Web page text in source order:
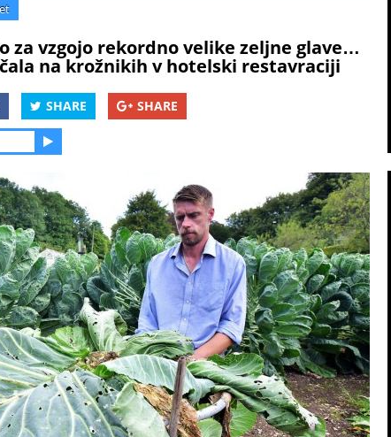
za vzgojo rekordno velike zeljne glave…
na krožnikih v hotelski restavraciji
SHARE SHARE